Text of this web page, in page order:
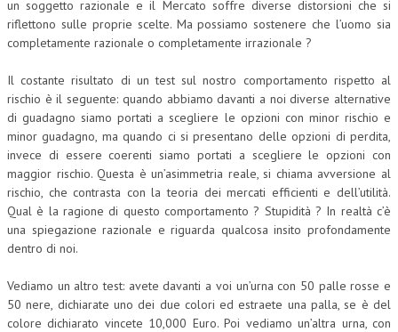
un soggetto razionale e il Mercato soffre diverse distorsioni che si
riflettono sulle proprie scelte. Ma possiamo sostenere che l’uomo sia
completamente razionale o completamente irrazionale ?
Il costante risultato di un test sul nostro comportamento rispetto al
rischio è il seguente: quando abbiamo davanti a noi diverse alternative
di guadagno siamo portati a scegliere le opzioni con minor rischio e
minor guadagno, ma quando ci si presentano delle opzioni di perdita,
invece di essere coerenti siamo portati a scegliere le opzioni con
maggior rischio. Questa è un’asimmetria reale, si chiama avversione al
rischio, che contrasta con la teoria dei mercati efficienti e dell’utilità.
Qual è la ragione di questo comportamento ? Stupidità ? In realtà c’è
una spiegazione razionale e riguarda qualcosa insito profondamente
dentro di noi.
Vediamo un altro test: avete davanti a voi un’urna con 50 palle rosse e
50 nere, dichiarate uno dei due colori ed estraete una palla, se è del
colore dichiarato vincete 10,000 Euro. Poi vediamo un’altra urna, con